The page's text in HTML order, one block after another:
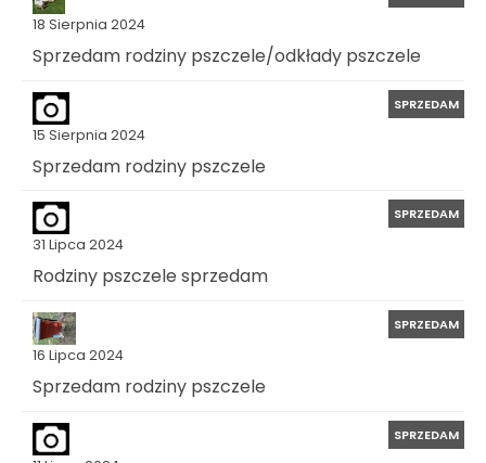
18 Sierpnia 2024
Sprzedam rodziny pszczele/odkłady pszczele
15 Sierpnia 2024
SPRZEDAM
Sprzedam rodziny pszczele
31 Lipca 2024
SPRZEDAM
Rodziny pszczele sprzedam
16 Lipca 2024
SPRZEDAM
Sprzedam rodziny pszczele
SPRZEDAM